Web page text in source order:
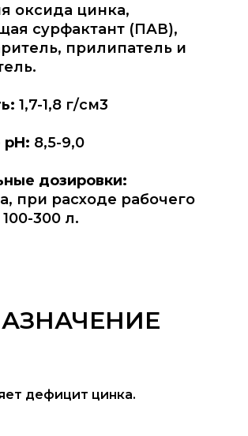
оксида цинка,
сурфактант (ПАВ),
прилипатель и
1,7-1,8 г/см3
pH: 8,5-9,0
дозировки:
при расходе рабочего
300 л.
дефицит цинка.